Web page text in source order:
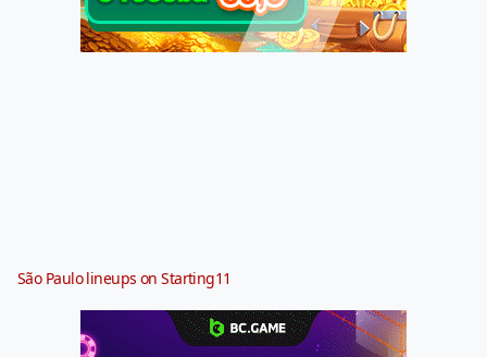
São Paulo lineups on Starting11